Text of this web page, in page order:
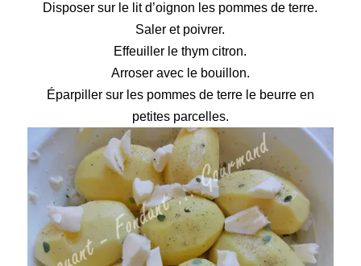
Disposer sur le lit d’oignon les pommes de terre.
Saler et poivrer.
Effeuiller le thym citron.
Arroser avec le bouillon.
Éparpiller sur les pommes de terre le beurre en
petites parcelles.